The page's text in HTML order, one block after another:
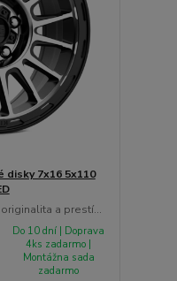
disky 7x16 5x110
a prestí...
Do 10 dní | Doprava
4ks zadarmo |
Montážna sada
zadarmo